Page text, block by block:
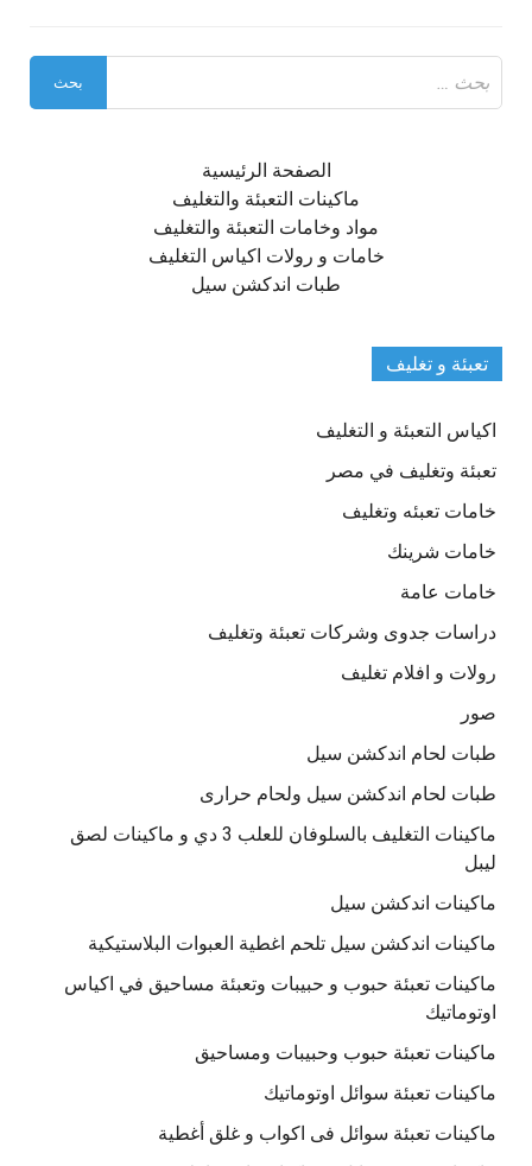
عن:
الصفحة الرئيسية
ماكينات التعبئة والتغليف
مواد وخامات التعبئة والتغليف
خامات و رولات اكياس التغليف
طبات اندكشن سيل
تعبئة و تغليف
اكياس التعبئة و التغليف
تعبئة وتغليف في مصر
خامات تعبئه وتغليف
خامات شرينك
خامات عامة
دراسات جدوى وشركات تعبئة وتغليف
رولات و افلام تغليف
صور
طبات لحام اندكشن سيل
طبات لحام اندكشن سيل ولحام حرارى
ماكينات التغليف بالسلوفان للعلب 3 دي و ماكينات لصق
ليبل
ماكينات اندكشن سيل
ماكينات اندكشن سيل تلحم اغطية العبوات البلاستيكية
ماكينات تعبئة حبوب و حبيبات وتعبئة مساحيق في اكياس
اوتوماتيك
ماكينات تعبئة حبوب وحبيبات ومساحيق
ماكينات تعبئة سوائل اوتوماتيك
ماكينات تعبئة سوائل فى اكواب و غلق أغطية